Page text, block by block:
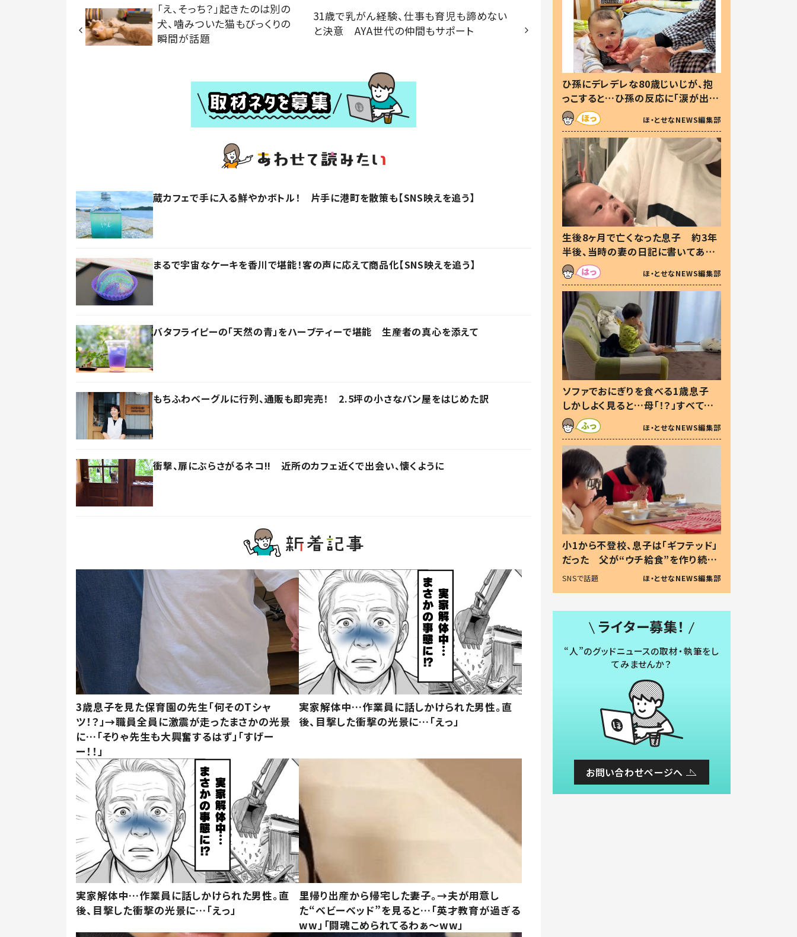
「え、そっち？」起きたのは別の
犬、噛みついた猫もびっくりの
瞬間が話題
31歳で乳がん経験、仕事も育児も諦めない
と決意 AYA世代の仲間もサポート
蔵カフェで手に入る鮮やかボトル！ 片手に港町を散策も【SNS映えを追う】
まるで宇宙なケーキを香川で堪能！客の声に応えて商品化【SNS映えを追う】
バタフライピーの「天然の青」をハーブティーで堪能 生産者の真心を添えて
もちふわベーグルに行列、通販も即完売！ 2.5坪の小さなパン屋をはじめた訳
衝撃、扉にぶらさがるネコ!! 近所のカフェ近くで出会い、懐くように
3歳息子を見た保育園の先生「何そのTシャ
ツ！？」→職員全員に激震が走ったまさかの光景
に…「そりゃ先生も大興奮するはず」「すげー
ー！！」
実家解体中…作業員に話しかけられた男性。直
後、目撃した衝撃の光景に…「えっ」
実家解体中…作業員に話しかけられた男性。直
後、目撃した衝撃の光景に…「えっ」
里帰り出産から帰宅した妻子。→夫が用意し
た“ベビーベッド”を見ると…「英才教育が過ぎる
ww」「闘魂こめられてるわぁ～ww」
ひ孫にデレデレな80歳じいじが、抱
っこすると…ひ孫の反応に「涙が出ま
した」「可愛くて仕方ない」
ほ・とせなNEWS編集部
生後8ヶ月で亡くなった息子 約3年
半後、当時の妻の日記に書いてあっ
た本音とは
ほ・とせなNEWS編集部
ソファでおにぎりを食べる1歳息子
しかしよく見ると…母「！？」すべてを
察した母の投稿に「可愛いから許
す！」「現行犯〜」
ほ・とせなNEWS編集部
小1から不登校、息子は「ギフテッド」
だった 父が“ウチ給食”を作り続け
る理由とは #令和の親 #令和の子
SNSで話題 ほ・とせなNEWS編集部
ライター募集！
“人”のグッドニュースの取材・執筆をし
てみませんか？
お問い合わせページへ